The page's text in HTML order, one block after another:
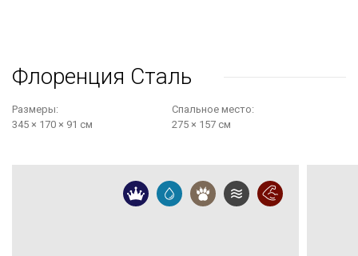
Флоренция Сталь
Размеры:
345 × 170 × 91 см
Cпальное место:
275 × 157 см